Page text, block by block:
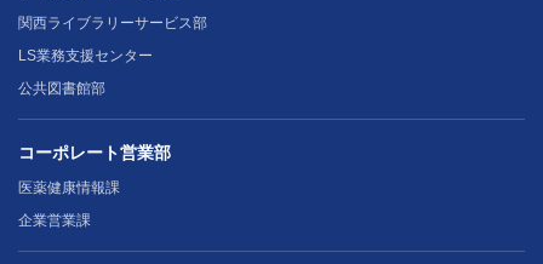
関西ライブラリーサービス部
LS業務支援センター
公共図書館部
コーポレート営業部
医薬健康情報課
企業営業課